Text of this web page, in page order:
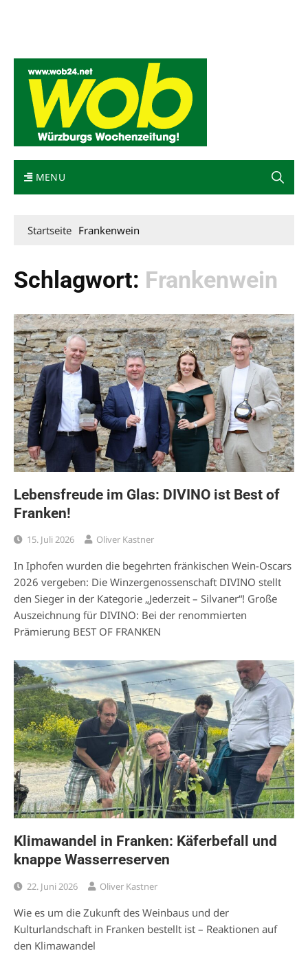
MENU
Startseite Frankenwein
Schlagwort: Frankenwein
Lebensfreude im Glas: DIVINO ist Best of
Franken!
15. Juli 2026 Oliver Kastner
In Iphofen wurden die begehrten fränkischen Wein-Oscars
2026 vergeben: Die Winzergenossenschaft DIVINO stellt
den Sieger in der Kategorie „Jederzeit – Silvaner“! Große
Auszeichnung für DIVINO: Bei der renommierten
Prämierung BEST OF FRANKEN
Klimawandel in Franken: Käferbefall und
knappe Wasserreserven
22. Juni 2026 Oliver Kastner
Wie es um die Zukunft des Weinbaus und der
Kulturlandschaft in Franken bestellt ist – Reaktionen auf
den Klimawandel